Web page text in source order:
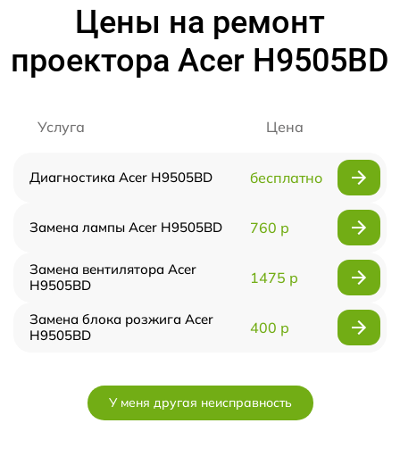
Цены на ремонт
проектора Acer H9505BD
Услуга Цена
Диагностика Acer H9505BD бесплатно
Замена лампы Acer H9505BD 760 р
Замена вентилятора Acer
H9505BD
1475 р
Замена блока розжига Acer
H9505BD
400 р
У меня другая неисправность